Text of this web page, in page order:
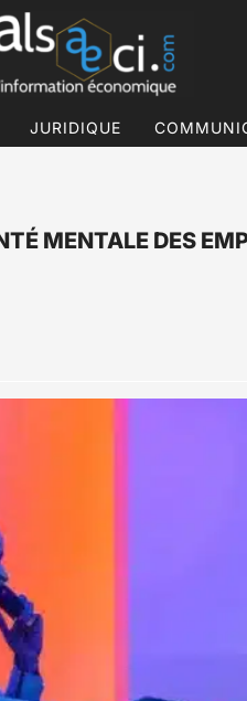
JURIDIQUE
MENTALE DES